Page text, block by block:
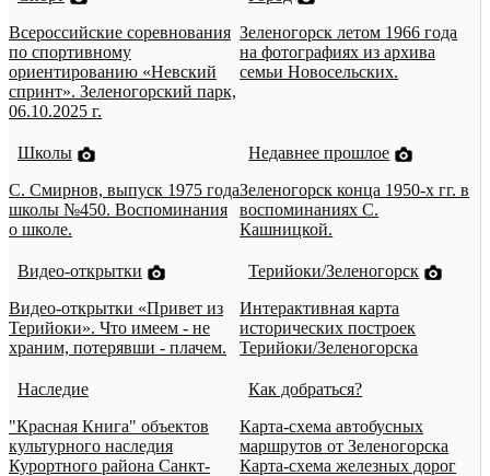
Всероссийские соревнования
по спортивному
ориентированию «Невский
спринт». Зеленогорский парк,
06.10.2025 г.
Зеленогорск летом 1966 года
на фотографиях из архива
семьи Новосельских.
Школы
С. Смирнов, выпуск 1975 года
школы №450. Воспоминания
о школе.
Недавнее прошлое
Зеленогорск конца 1950-х гг. в
воспоминаниях С.
Кашницкой.
Видео-открытки
Видео-открытки «Привет из
Терийоки». Что имеем - не
храним, потерявши - плачем.
Терийоки/Зеленогорск
Интерактивная карта
исторических построек
Терийоки/Зеленогорска
Наследие
"Красная Книга" объектов
культурного наследия
Курортного района Санкт-
Как добраться?
Карта-схема автобусных
маршрутов от Зеленогорска
Карта-схема железных дорог